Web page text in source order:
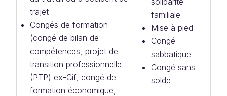
trajet
Congés de formation
(congé de bilan de
compétences, projet de
transition professionnelle
(PTP) ex-Cif, congé de
formation économique,
familiale
Mise à pied
Congé
sabbatique
Congé sans
solde